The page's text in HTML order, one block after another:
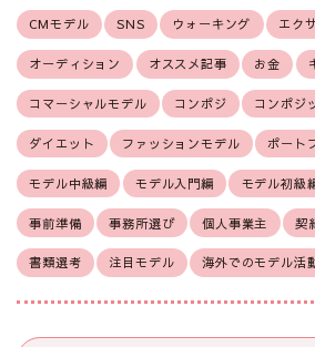
CMモデル SNS ウォーキング エク
オーディション オススメ記事 お金
コマーシャルモデル コンポジ コンポジ
ダイエット ファッションモデル ポート
モデル中級編 モデル入門編 モデル初級
事前準備 事務所選び 個人事業主 契
書類選考 注目モデル 海外でのモデル活